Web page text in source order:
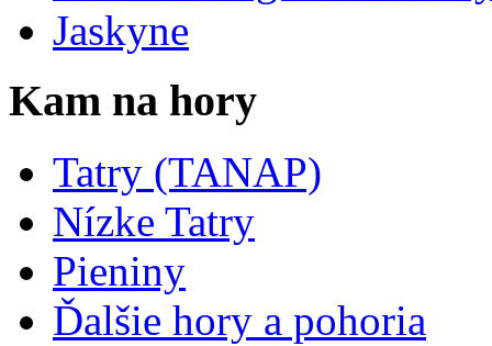
Jaskyne
Kam na hory
Tatry (TANAP)
Nízke Tatry
Pieniny
Ďalšie hory a pohoria